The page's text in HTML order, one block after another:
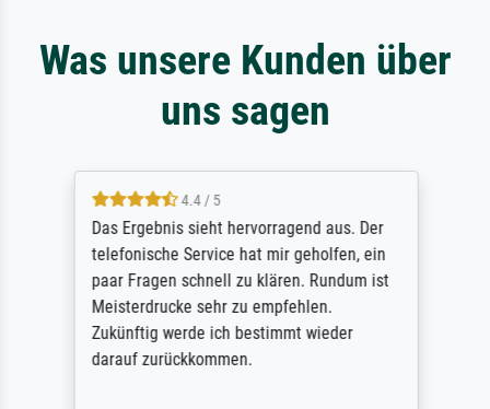
Was unsere Kunden über
uns sagen
4.4 / 5
Das Ergebnis sieht hervorragend aus. Der
telefonische Service hat mir geholfen, ein
paar Fragen schnell zu klären. Rundum ist
Meisterdrucke sehr zu empfehlen.
Zukünftig werde ich bestimmt wieder
darauf zurückkommen.